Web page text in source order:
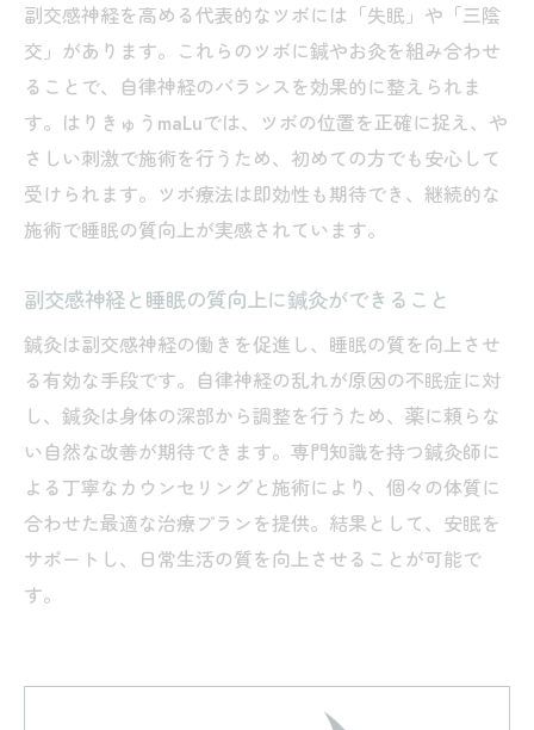
副交感神経を高める代表的なツボには「失眠」や「三陰
交」があります。これらのツボに鍼やお灸を組み合わせ
ることで、自律神経のバランスを効果的に整えられま
す。はりきゅうmaLuでは、ツボの位置を正確に捉え、や
さしい刺激で施術を行うため、初めての方でも安心して
受けられます。ツボ療法は即効性も期待でき、継続的な
施術で睡眠の質向上が実感されています。
副交感神経と睡眠の質向上に鍼灸ができること
鍼灸は副交感神経の働きを促進し、睡眠の質を向上させ
る有効な手段です。自律神経の乱れが原因の不眠症に対
し、鍼灸は身体の深部から調整を行うため、薬に頼らな
い自然な改善が期待できます。専門知識を持つ鍼灸師に
よる丁寧なカウンセリングと施術により、個々の体質に
合わせた最適な治療プランを提供。結果として、安眠を
サポートし、日常生活の質を向上させることが可能で
す。